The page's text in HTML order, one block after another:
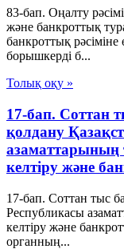
83-бап. Оңалту
және банкроттық
банкроттық рәсіміне
борышкерді б...
Толық оқу »
17-бап. Соттан
қолдану
азаматтарының
келтіру және
17-бап. Соттан тыс
Республикасы
келтіру және
органның...